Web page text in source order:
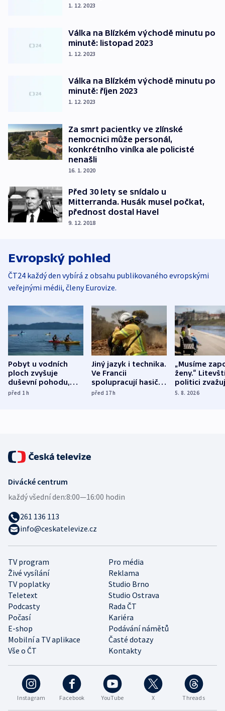
1. 12. 2023
Válka na Blízkém východě minutu po
minutě: listopad 2023
1. 12. 2023
Válka na Blízkém východě minutu po
minutě: říjen 2023
1. 12. 2023
Za smrt pacientky ve zlínské
nemocnici může personál,
konkrétního viníka ale policisté
nenašli
16. 1. 2020
Před 30 lety se snídalo u
Mitterranda. Husák musel počkat,
přednost dostal Havel
9. 12. 2018
Evropský pohled
ČT24 každý den vybírá z obsahu publikovaného evropskými
veřejnými médii, členy Eurovize.
Pobyt u vodních
ploch zvyšuje
duševní pohodu,
ukázala
před 1h
Jiný jazyk i technika.
Ve Francii
spolupracují hasiči z
různých zemí
před 17h
„Musíme
ženy.“
politici
dohodu o
5. 8. 2026
Instagram Facebook YouTube X Threads
TV program
Pro média
Živé vysílání
Reklama
TV poplatky
Studio Brno
Teletext
Studio Ostrava
Podcasty
Rada ČT
Počasí
Kariéra
E-shop
Podávání námětů
Mobilní a TV aplikace
Časté dotazy
Vše o ČT
Kontakty
Divácké centrum
každý všední den:8:00—16:00 hodin
261 136 113
info@ceskatelevize.cz